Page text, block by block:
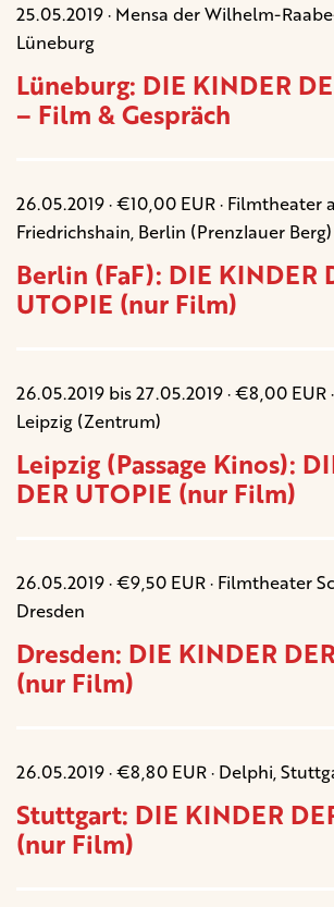
25.05.2019 · Mensa der Wilhelm-
Lüneburg
Lüneburg: DIE KINDER
– Film & Gespräch
26.05.2019 · €10,00 EUR · Filmtheater
Friedrichshain, Berlin (Prenzlauer Berg)
Berlin (FaF): DIE KINDER
UTOPIE (nur Film)
26.05.2019 bis 27.05.2019 · €8,00 EUR
Leipzig (Zentrum)
Leipzig (Passage Kinos):
DER UTOPIE (nur Film)
26.05.2019 · €9,50 EUR · Filmtheater
Dresden
Dresden: DIE KINDER
(nur Film)
26.05.2019 · €8,80 EUR · Delphi,
Stuttgart: DIE KINDER
(nur Film)